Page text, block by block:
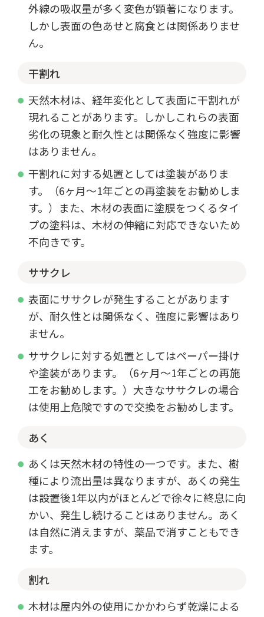
外線の吸収量が多く変色が顕著になります。
しかし表面の色あせと腐食とは関係ありませ
ん。
干割れ
天然木材は、経年変化として表面に干割れが
現れることがあります。しかしこれらの表面
劣化の現象と耐久性とは関係なく強度に影響
はありません。
干割れに対する処置としては塗装がありま
す。（6ヶ月～1年ごとの再塗装をお勧めしま
す。）また、木材の表面に塗膜をつくるタイ
プの塗料は、木材の伸縮に対応できないため
不向きです。
ササクレ
表面にササクレが発生することがあります
が、耐久性とは関係なく、強度に影響はあり
ません。
ササクレに対する処置としてはペーパー掛け
や塗装があります。（6ヶ月～1年ごとの再施
工をお勧めします。）大きなササクレの場合
は使用上危険ですので交換をお勧めします。
あく
あくは天然木材の特性の一つです。また、樹
種により流出量は異なりますが、あくの発生
は設置後1年以内がほとんどで徐々に終息に向
かい、発生し続けることはありません。あく
は自然に消えますが、薬品で消すこともでき
ます。
割れ
木材は屋内外の使用にかかわらず乾燥による